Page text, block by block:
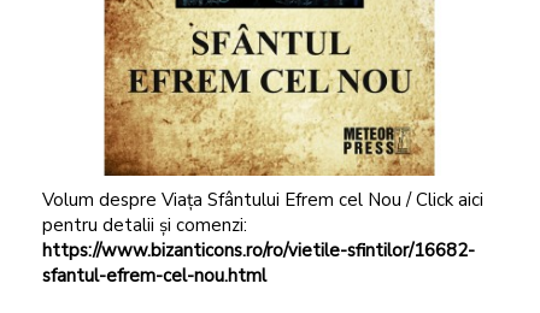
Volum despre Viața Sfântului Efrem cel Nou / Click aici
pentru detalii și comenzi:
https://www.bizanticons.ro/ro/vietile-sfintilor/16682-
sfantul-efrem-cel-nou.html